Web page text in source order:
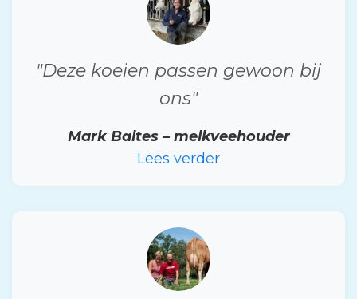
"Deze koeien passen gewoon bij
ons"
Mark Baltes – melkveehouder
Lees verder